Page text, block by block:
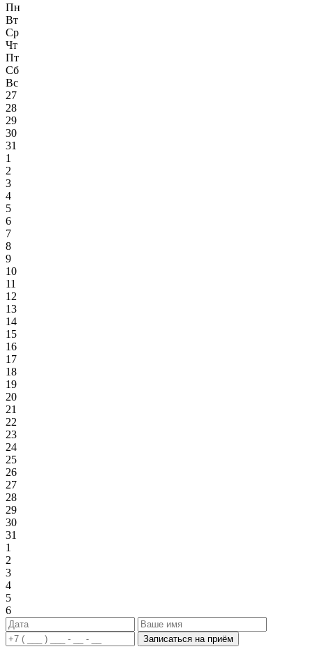
Пн
Вт
Ср
Чт
Пт
Сб
Вс
27
28
29
30
31
1
2
3
4
5
6
7
8
9
10
11
12
13
14
15
16
17
18
19
20
21
22
23
24
25
26
27
28
29
30
31
1
2
3
4
5
6
Записаться на приём